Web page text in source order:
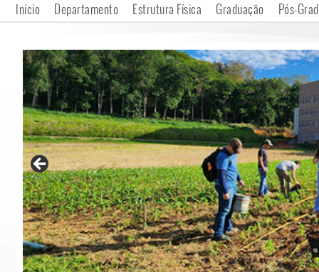
Início Departamento Estrutura Física Graduação Pós-